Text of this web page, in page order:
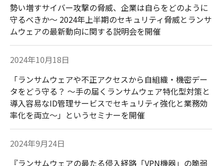
勢い増すサイバー攻撃の脅威、企業は自らをどのように
守るべきか～ 2024年上半期のセキュリティ脅威とランサ
ムウェアの最新動向に関する説明会を開催
2024年10月18日
「ランサムウェアや不正アクセスから自組織・機密デー
タをどう守る？ ～手の届くランサムウェア特化型対策と
導入容易なID管理サービスでセキュリティ強化と業務効
率化を両立～」というセミナーを開催
2024年9月24日
『ランサムウェアの最たる侵入経路「VPN機器」の脆弱